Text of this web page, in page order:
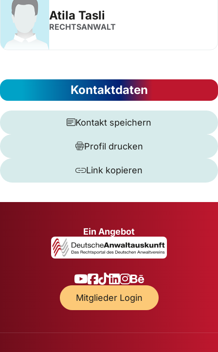
Atila Tasli
RECHTSANWALT
Kontaktdaten
Kontakt speichern
Profil drucken
Link kopieren
Ein Angebot
Mitglieder Login